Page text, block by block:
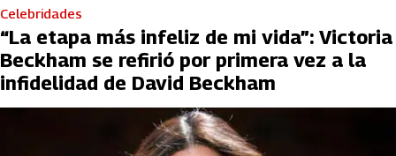
Celebridades
“La etapa más infeliz de mi vida”: Victoria
Beckham se refirió por primera vez a la
infidelidad de David Beckham